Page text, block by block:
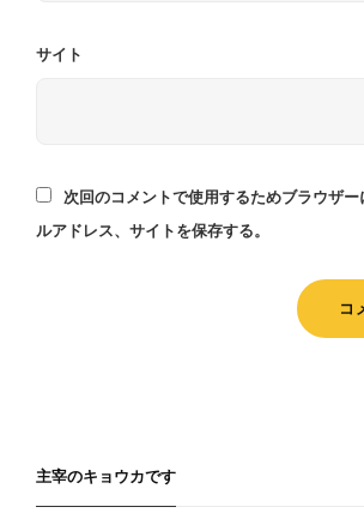
サイト
次回のコメントで使用するためブラウザ
ルアドレス、サイトを保存する。
主宰のキョウカです